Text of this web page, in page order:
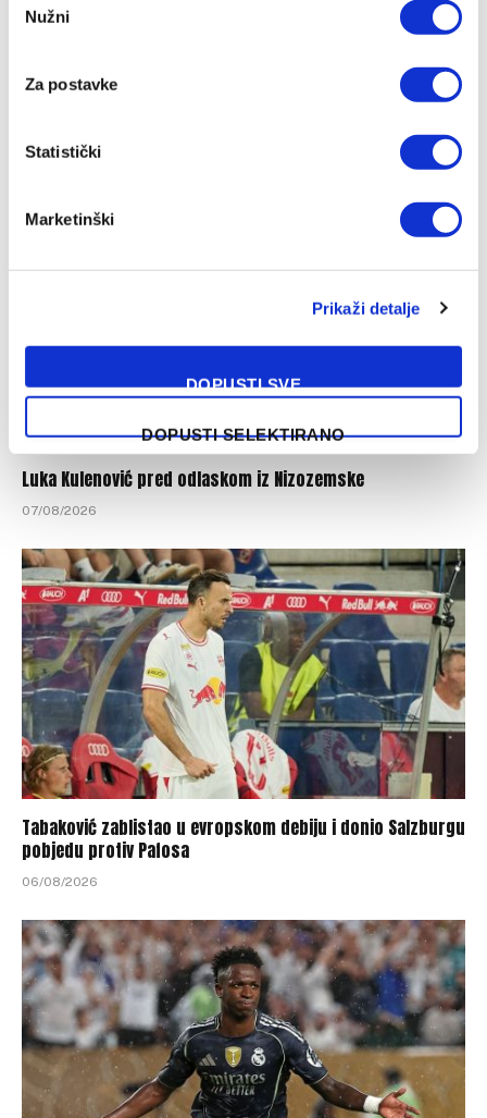
Selection
Nužni
Za postavke
Statistički
Marketinški
Prikaži detalje
DOPUSTI SVE
DOPUSTI SELEKTIRANO
07/08/2026
Luka Kulenović pred odlaskom iz Nizozemske
07/08/2026
Tabaković zablistao u evropskom debiju i donio Salzburgu
pobjedu protiv Pafosa
06/08/2026